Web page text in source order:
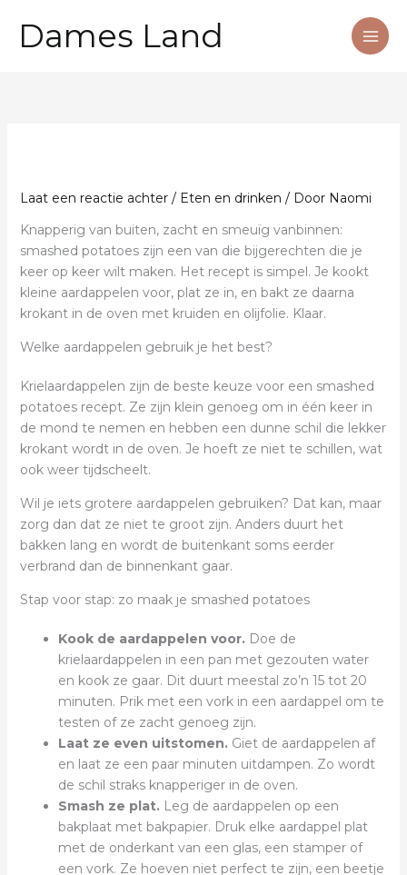
naarDames Land
Laat een reactie achter / Eten en drinken / Door Naomi
Knapperig van buiten, zacht en smeuïg vanbinnen:
smashed potatoes zijn een van die bijgerechten die je
keer op keer wilt maken. Het recept is simpel. Je kookt
kleine aardappelen voor, plat ze in, en bakt ze daarna
krokant in de oven met kruiden en olijfolie. Klaar.
Welke aardappelen gebruik je het best?
Krielaardappelen zijn de beste keuze voor een smashed
potatoes recept. Ze zijn klein genoeg om in één keer in
de mond te nemen en hebben een dunne schil die lekker
krokant wordt in de oven. Je hoeft ze niet te schillen, wat
ook weer tijdscheelt.
Wil je iets grotere aardappelen gebruiken? Dat kan, maar
zorg dan dat ze niet te groot zijn. Anders duurt het
bakken lang en wordt de buitenkant soms eerder
verbrand dan de binnenkant gaar.
Stap voor stap: zo maak je smashed potatoes
Kook de aardappelen voor. Doe de
krielaardappelen in een pan met gezouten water
en kook ze gaar. Dit duurt meestal zo’n 15 tot 20
minuten. Prik met een vork in een aardappel om te
testen of ze zacht genoeg zijn.
Laat ze even uitstomen. Giet de aardappelen af
en laat ze een paar minuten uitdampen. Zo wordt
de schil straks knapperiger in de oven.
Smash ze plat. Leg de aardappelen op een
bakplaat met bakpapier. Druk elke aardappel plat
met de onderkant van een glas, een stamper of
een vork. Ze hoeven niet perfect te zijn, een beetje